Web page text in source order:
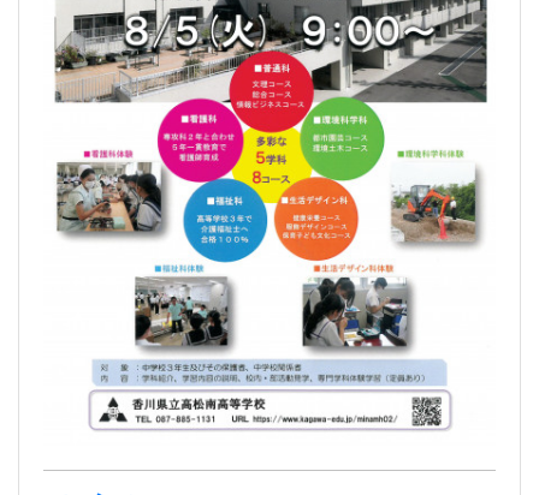
体育祭
2025年5月8日 09時33分
[HP主担当]
５月７日（水）体育祭が、開祭されました。
５月２日（金）の開祭予定でしたが、雨天のため延
期となっていました。
前夜の雨の影響で開祭が心配されましたが、朝から
行った水抜きなどのグランド整備によって１時間遅
で、おおいに盛り上がりました。